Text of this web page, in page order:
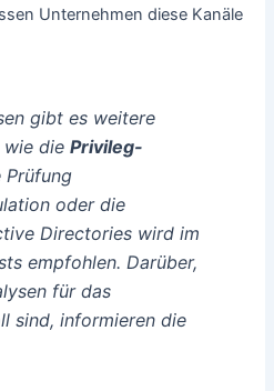
Unternehmen diese Kanäle
gibt es weitere
wie diePrivileg-
Prüfung
oder die
Directories wird im
empfohlen. Darüber,
für das
sind, informieren die